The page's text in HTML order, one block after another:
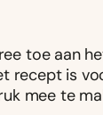
toe aan
recept is
mee te